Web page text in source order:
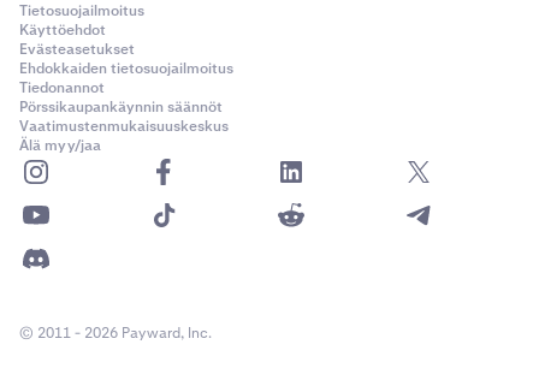
Tietosuojailmoitus
Käyttöehdot
Evästeasetukset
Ehdokkaiden tietosuojailmoitus
Tiedonannot
Pörssikaupankäynnin säännöt
Vaatimustenmukaisuuskeskus
Älä myy/jaa
© 2011 - 2026 Payward, Inc.